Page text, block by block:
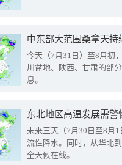
中东部大范围桑拿天
今天（7月31日）至8月初
川盆地、陕西、甘肃的部
息。
东北地区高温发展需
未来三天（7月30日至8月
流性降水。同时，从华北
全天候在线。